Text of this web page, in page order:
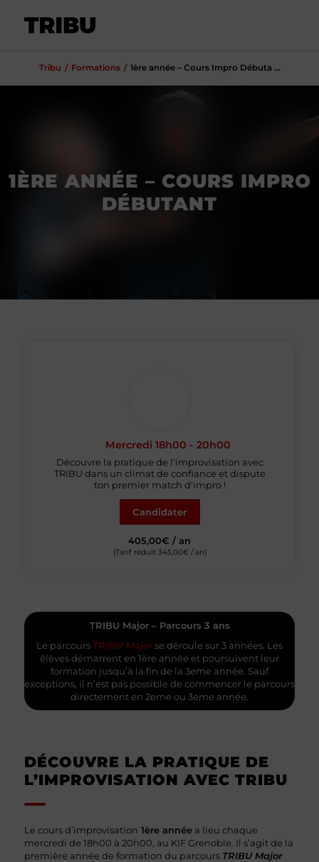
Tribu Formations 1ère année – Cours Impro Débuta ...
1ÈRE ANNÉE – COURS IMPRO
DÉBUTANT
Mercredi 18h00 - 20h00
Découvre la pratique de l'improvisation avec
TRIBU dans un climat de confiance et dispute
ton premier match d'impro !
Candidater
405,00€ / an
(Tarif réduit 345,00€ / an)
TRIBU Major – Parcours 3 ans
Le parcours TRIBU Majorse déroule sur 3 années. Les
élèves démarrent en 1ère année et poursuivent leur
formation jusqu’à la fin de la 3eme année. Sauf
exceptions, il n’est pas possible de commencer le parcours
directement en 2eme ou 3eme année.
DÉCOUVRE LA PRATIQUE DE
L’IMPROVISATION AVEC TRIBU
Le cours d’improvisation 1ère année a lieu chaque
mercredi de 18h00 à 20h00, au KIF Grenoble. Il s’agit de la
première année de formation du parcours TRIBU Major